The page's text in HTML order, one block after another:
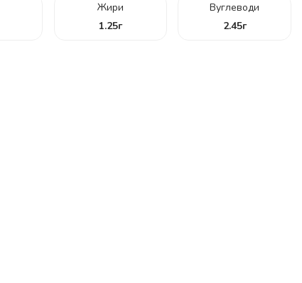
Жири
1.25г
Вуглеводи
2.45г